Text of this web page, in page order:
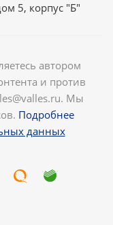
5, корпус "Б"
автором
и против
Мы
Подробнее
данных